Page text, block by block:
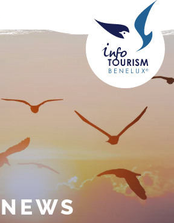
NEWS